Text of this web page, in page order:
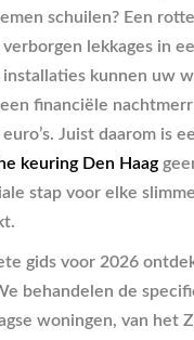
schuilen? Een
lekkages in
kunnen uw
financiële
Juist daarom is
keuring Den Haag
stap voor elke
gids voor 2026
behandelen de
woningen, van het